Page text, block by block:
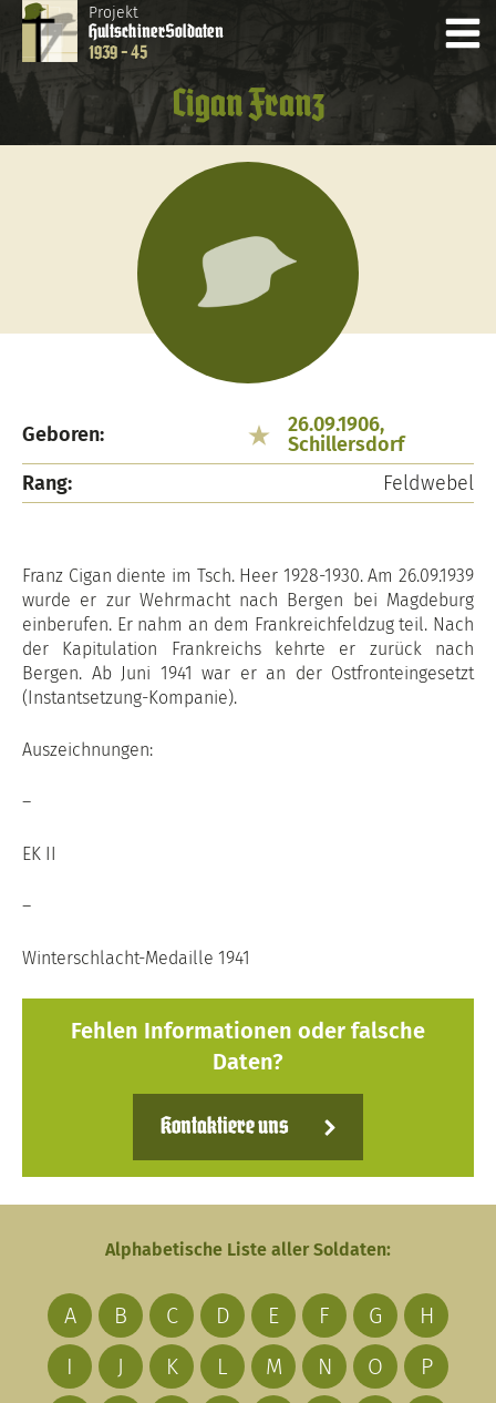
Projekt
HultschinerSoldaten
1939 - 45
Cigan Franz
Geboren:
26.09.1906,
Schillersdorf
Rang:
Feldwebel
Franz Cigan diente im Tsch. Heer 1928-1930. Am 26.09.1939
wurde er zur Wehrmacht nach Bergen bei Magdeburg
einberufen. Er nahm an dem Frankreichfeldzug teil. Nach
der Kapitulation Frankreichs kehrte er zurück nach
Bergen. Ab Juni 1941 war er an der Ostfronteingesetzt
(Instantsetzung-Kompanie).
Auszeichnungen:
–
EK II
–
Winterschlacht-Medaille 1941
Fehlen Informationen oder falsche
Daten?
Kontaktiere uns
Alphabetische Liste aller Soldaten:
A B C D E F G
H
I
J K L M N O
P